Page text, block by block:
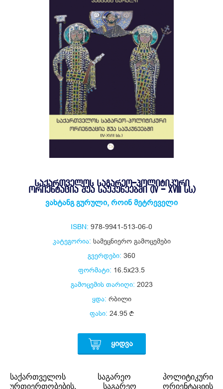
ᲡᲐᲥᲐᲠᲗᲕᲔᲚᲝᲡ ᲡᲐᲒᲐᲠᲔᲝ-ᲞᲝᲚᲘᲢᲘᲙᲣᲠᲘ
ᲝᲠᲘᲔᲜᲢᲐᲪᲘᲐ ᲨᲣᲐ ᲡᲐᲣᲙᲣᲜᲔᲔᲑᲨᲘ (IV - XVIII ᲡᲡ)
ვახტანგ გურული, როინ მეტრეველი
ISBN: 978-9941-513-06-0
კატეგორია: სამეცნიერო გამოცემები
გვერდები: 360
ფორმატი: 16.5x23.5
გამოცემის თარიღი: 2023
ყდა: რბილი
ფასი: 24.95
ᲧᲘᲓᲕᲐ
საქართველოს საგარეო პოლიტიკური
ურთიერთობების, საგარეო ორიენტაციის